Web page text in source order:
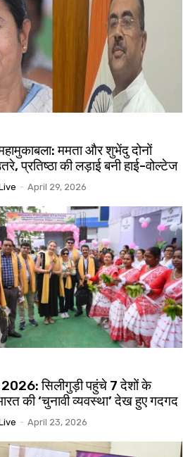
ममता और शुभेंदु दोनों
प्रतिष्ठा की लड़ाई बनी हाई-वोल्टेज
- April 29, 2026
2026: सिलीगुड़ी पहुंचे 7 देशों के
की ‘चुनावी व्यवस्था’ देख हुए गदगद
- April 23, 2026